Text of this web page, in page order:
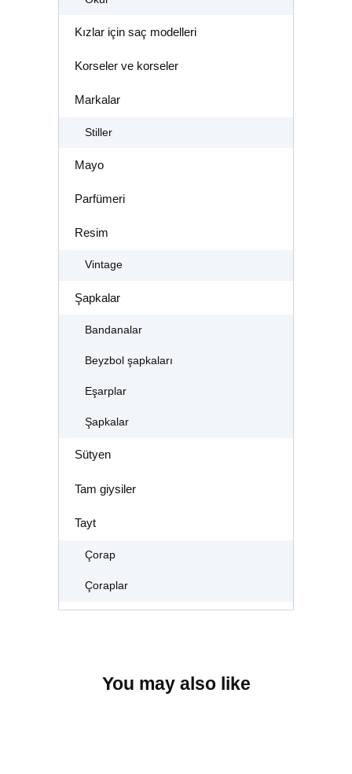
Kızlar için saç modelleri
Korseler ve korseler
Markalar
Stiller
Mayo
Parfümeri
Resim
Vintage
Şapkalar
Bandanalar
Beyzbol şapkaları
Eşarplar
Şapkalar
Sütyen
Tam giysiler
Tayt
Çorap
Çoraplar
You may also like